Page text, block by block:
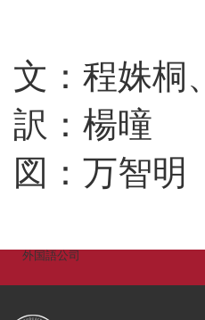
文：程姝桐
訳：楊曈
図：万智明
外国語公司